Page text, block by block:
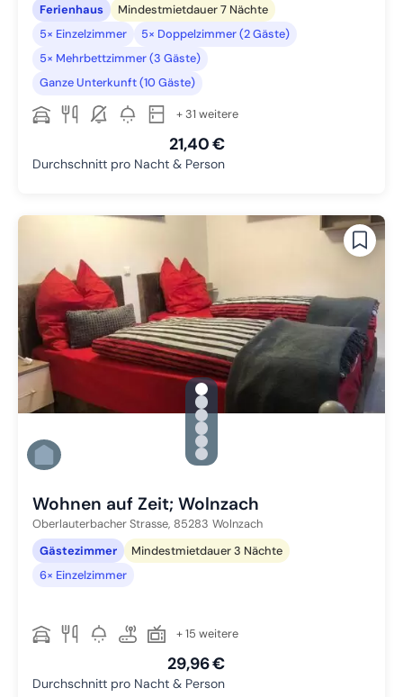
Ferienhaus
Mindestmietdauer 7 Nächte
5× Einzelzimmer
5× Doppelzimmer (2 Gäste)
5× Mehrbettzimmer (3 Gäste)
Ganze Unterkunft (10 Gäste)
+ 31 weitere
21,40 €
Durchschnitt pro Nacht & Person
gallery.slide_selector
Zu Slide 1 wechseln
Zu Slide 2 wechseln
Zu Slide 3 wechseln
Zu Slide 4 wechseln
Zu Slide 5 wechseln
Zu Slide 6 wechseln
Wohnen auf Zeit; Wolnzach
Oberlauterbacher Strasse, 85283 Wolnzach
Gästezimmer
Mindestmietdauer 3 Nächte
6× Einzelzimmer
+ 15 weitere
29,96 €
Durchschnitt pro Nacht & Person